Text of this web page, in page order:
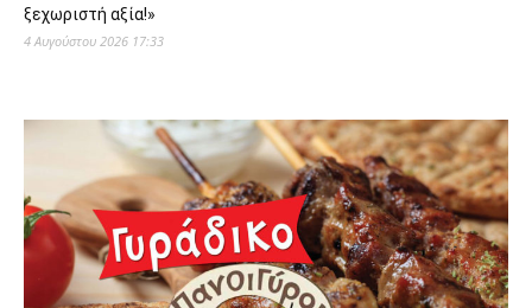
ξεχωριστή αξία!»
4 Αυγούστου 2026 17:33